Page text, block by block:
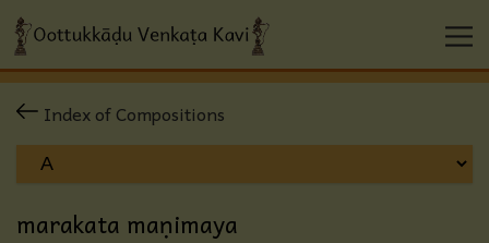
Index of Compositions
marakata maṇimaya